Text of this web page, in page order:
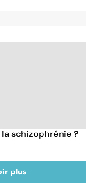
schizophrénie ?
plus